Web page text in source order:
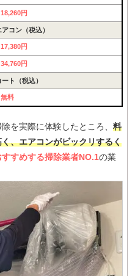
18,260円
コン（税込）
17,380円
34,760円
ト（税込）
無料
を実際に体験したところ、 料
、エアコンがビックリするく
すすめする掃除業者NO.1の業